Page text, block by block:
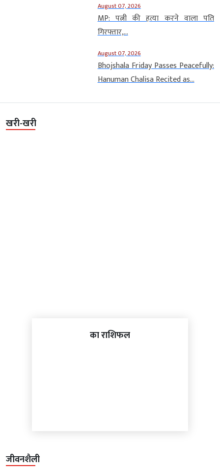
August 07, 2026
MP: पत्नी की हत्या करने वाला पति
गिरफ्तार,...
August 07, 2026
Bhojshala Friday Passes Peacefully:
Hanuman Chalisa Recited as...
खरी-खरी
का राशिफल
जीवनशैली